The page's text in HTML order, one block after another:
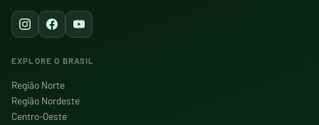
EXPLORE O BRASIL
Região Norte
Região Nordeste
Centro-Oeste